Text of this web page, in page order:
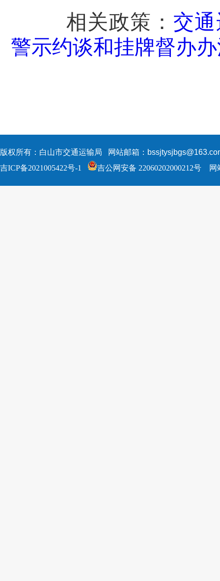
相关政策： 交
警示约谈和挂牌督办
版权所有：白山市交通运输局 网站邮箱：
吉ICP备2021005422号-1
吉公网安备 22060202000212号 网